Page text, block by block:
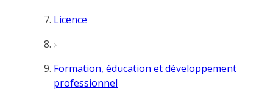
Licence
Formation, éducation et développement
professionnel